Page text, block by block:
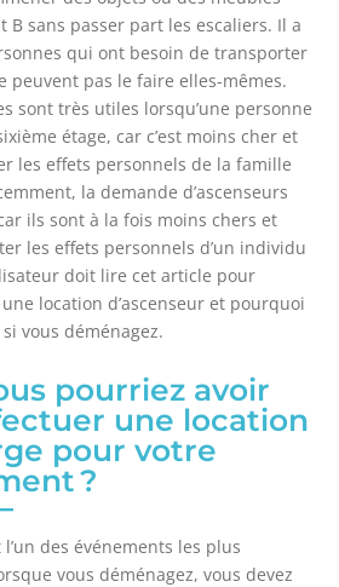
B sans passer part les escaliers. Il a
qui ont besoin de transporter
peuvent pas le faire elles-mêmes.
sont très utiles lorsqu’une personne
étage, car c’est moins cher et
les effets personnels de la famille
la demande d’ascenseurs
ils sont à la fois moins chers et
les effets personnels d’un individu
doit lire cet article pour
location d’ascenseur et pourquoi
vous déménagez.
pourriez avoir
une location
pour votre
?
des événements les plus
vous déménagez, vous devez